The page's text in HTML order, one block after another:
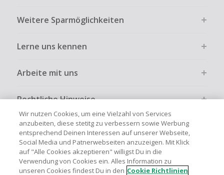
Weitere Sparmöglichkeiten
Lerne uns kennen
Arbeite mit uns
Rechtliche Hinweise
Globale Websites UK US CN JP FR
Wir nutzen Cookies, um eine Vielzahl von Services
anzubeiten, diese stetitg zu verbessern sowie Werbung
entsprechend Deinen Interessen auf unserer Webseite,
Social Media und Patnerwebseiten anzuzeigen. Mit Klick
auf "Alle Cookies akzeptieren" willigst Du in die
Verwendung von Cookies ein. Alles Information zu
unseren Cookies findest Du in den Cookie Richtlinien